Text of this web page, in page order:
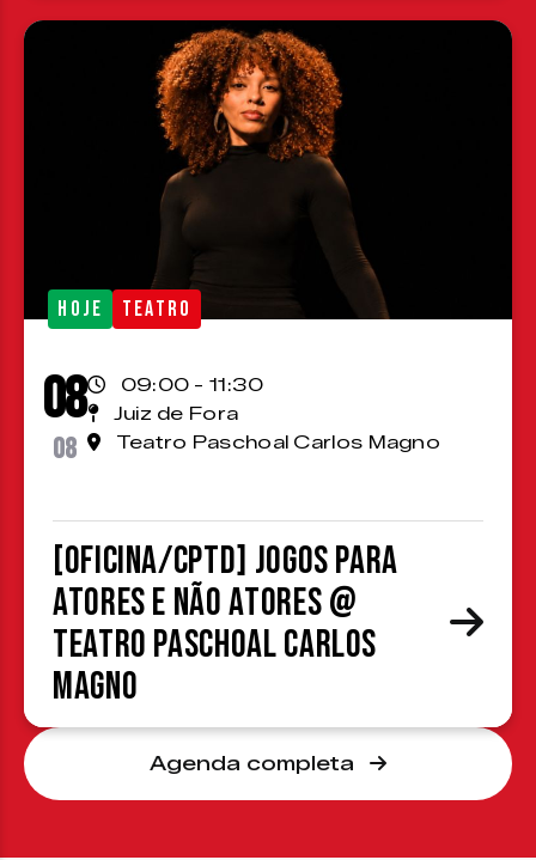
HOJE TEATRO
08
08
09:00 - 11:30
Juiz de Fora
Teatro Paschoal Carlos Magno
[OFICINA/CPTD] Jogos para
atores e não atores @
Teatro Paschoal Carlos
Magno
Agenda completa